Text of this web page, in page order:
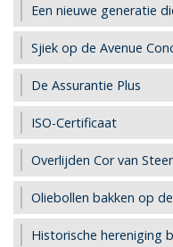
Een nieuwe generatie
Sjiek op de Avenue
De Assurantie Plus
ISO-Certificaat
Overlijden Cor van
Oliebollen bakken op
Historische hereniging